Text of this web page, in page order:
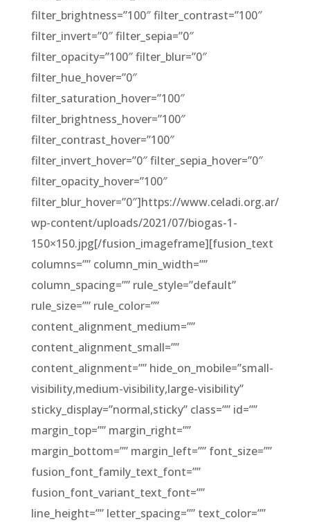
filter_brightness=”100″ filter_contrast=”100″
filter_invert=”0″ filter_sepia=”0″
filter_opacity=”100″ filter_blur=”0″
filter_hue_hover=”0″
filter_saturation_hover=”100″
filter_brightness_hover=”100″
filter_contrast_hover=”100″
filter_invert_hover=”0″ filter_sepia_hover=”0″
filter_opacity_hover=”100″
filter_blur_hover=”0″]https://www.celadi.org.ar/
wp-content/uploads/2021/07/biogas-1-
150×150.jpg[/fusion_imageframe][fusion_text
columns=”” column_min_width=””
column_spacing=”” rule_style=”default”
rule_size=”” rule_color=””
content_alignment_medium=””
content_alignment_small=””
content_alignment=”” hide_on_mobile=”small-
visibility,medium-visibility,large-visibility”
sticky_display=”normal,sticky” class=”” id=””
margin_top=”” margin_right=””
margin_bottom=”” margin_left=”” font_size=””
fusion_font_family_text_font=””
fusion_font_variant_text_font=””
line_height=”” letter_spacing=”” text_color=””